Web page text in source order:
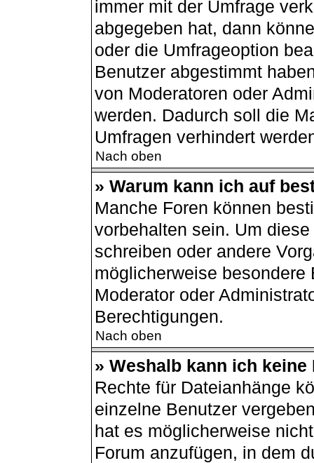
immer mit der Umfrage
abgegeben hat, dann
oder die Umfrageoption
Benutzer abgestimmt
von Moderatoren oder
werden. Dadurch soll die
Umfragen verhindert
Nach oben
» Warum kann ich auf
Manche Foren können
vorbehalten sein. Um
schreiben oder andere
möglicherweise besondere
Moderator oder
Berechtigungen.
Nach oben
» Weshalb kann ich
Rechte für Dateianhänge
einzelne Benutzer
hat es möglicherweise
Forum anzufügen, in dem